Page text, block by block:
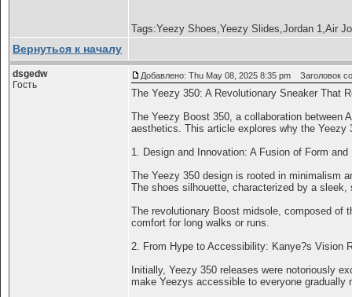
Tags:Yeezy Shoes,Yeezy Slides,Jordan 1,Air
Вернуться к началу
dsgedw
Гость
Добавлено: Thu May 08, 2025 8:35 pm Заголовок
The Yeezy 350: A Revolutionary Sneaker That
The Yeezy Boost 350, a collaboration between
aesthetics. This article explores why the
1. Design and Innovation: A Fusion of Form and
The Yeezy 350 design is rooted in minimalism
The shoes silhouette, characterized by a
The revolutionary Boost midsole, composed of
comfort for long walks or runs.
2. From Hype to Accessibility: Kanye?s Vision
Initially, Yeezy 350 releases were notoriously
make Yeezys accessible to everyone